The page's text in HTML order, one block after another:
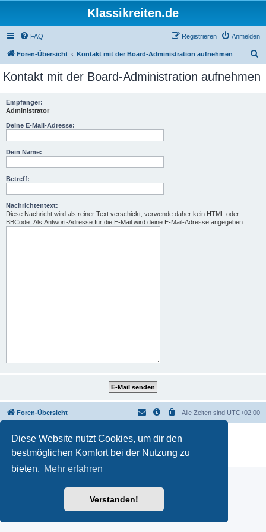
Diese Website nutzt Cookies, um dir den
bestmöglichen Komfort bei der Nutzung zu
bieten. Mehr erfahren
Verstanden!
Klassikreiten.de
FAQ Anmelden
Registrieren
Foren-Übersicht Kontakt mit der Board-Administration aufnehmen
c
Kontakt mit der Board-Administration aufnehmen
Empfänger:
Administrator
Deine E-Mail-Adresse:
Dein Name:
Betreff:
Nachrichtentext:
Diese Nachricht wird als reiner Text verschickt, verwende daher kein HTML oder
BBCode. Als Antwort-Adresse für die E-Mail wird deine E-Mail-Adresse angegeben.
Foren-Übersicht Alle Zeiten sind UTC+02:00
Powered by phpBB
® Forum Software © phpBB Limited
Deutsche Übersetzung durch
Datenschutz|Nutzungsbedingungen